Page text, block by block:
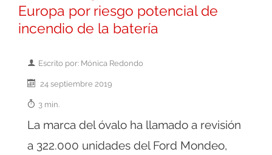
Europa por riesgo potencial de
incendio de la batería
Escrito por: Mónica Redondo
24 septiembre 2019
3 min.
La marca del óvalo ha llamado a revisión
a 322.000 unidades del Ford Mondeo,